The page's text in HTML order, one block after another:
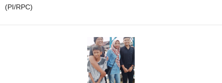
(PI/RPC)